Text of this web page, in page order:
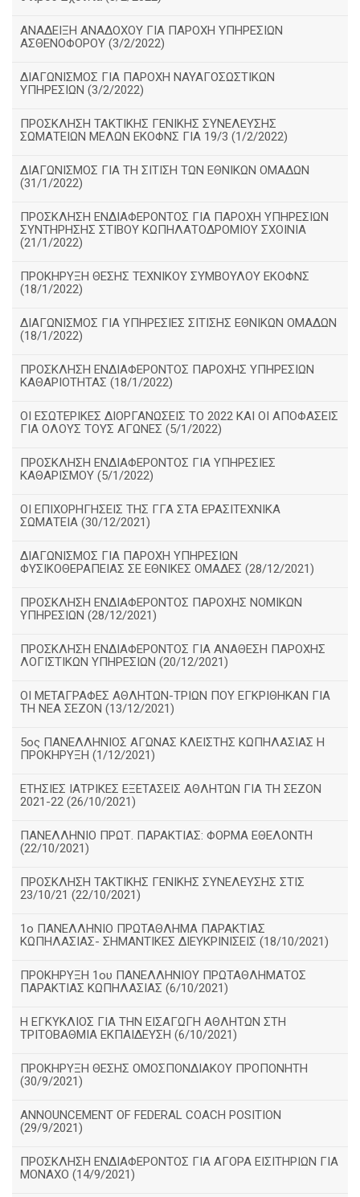
ΑΝΑΔΕΙΞΗ ΑΝΑΔΟΧΟΥ ΓΙΑ ΠΑΡΟΧΗ ΥΠΗΡΕΣΙΩΝ
ΑΣΘΕΝΟΦΟΡΟΥ (3/2/2022)
ΔΙΑΓΩΝΙΣΜΟΣ ΓΙΑ ΠΑΡΟΧΗ ΝΑΥΑΓΟΣΩΣΤΙΚΩΝ
ΥΠΗΡΕΣΙΩΝ (3/2/2022)
ΠΡΟΣΚΛΗΣΗ ΤΑΚΤΙΚΗΣ ΓΕΝΙΚΗΣ ΣΥΝΕΛΕΥΣΗΣ
ΣΩΜΑΤΕΙΩΝ ΜΕΛΩΝ ΕΚΟΦΝΣ ΓΙΑ 19/3 (1/2/2022)
ΔΙΑΓΩΝΙΣΜΟΣ ΓΙΑ ΤΗ ΣΙΤΙΣΗ ΤΩΝ ΕΘΝΙΚΩΝ ΟΜΑΔΩΝ
(31/1/2022)
ΠΡΟΣΚΛΗΣΗ ΕΝΔΙΑΦΕΡΟΝΤΟΣ ΓΙΑ ΠΑΡΟΧΗ ΥΠΗΡΕΣΙΩΝ
ΣΥΝΤΗΡΗΣΗΣ ΣΤΙΒΟΥ ΚΩΠΗΛΑΤΟΔΡΟΜΙΟΥ ΣΧΟΙΝΙΑ
(21/1/2022)
ΠΡΟΚΗΡΥΞΗ ΘΕΣΗΣ ΤΕΧΝΙΚΟΥ ΣΥΜΒΟΥΛΟΥ ΕΚΟΦΝΣ
(18/1/2022)
ΔΙΑΓΩΝΙΣΜΟΣ ΓΙΑ ΥΠΗΡΕΣΙΕΣ ΣΙΤΙΣΗΣ ΕΘΝΙΚΩΝ ΟΜΑΔΩΝ
(18/1/2022)
ΠΡΟΣΚΛΗΣΗ ΕΝΔΙΑΦΕΡΟΝΤΟΣ ΠΑΡΟΧΗΣ ΥΠΗΡΕΣΙΩΝ
ΚΑΘΑΡΙΟΤΗΤΑΣ (18/1/2022)
ΟΙ ΕΣΩΤΕΡΙΚΕΣ ΔΙΟΡΓΑΝΩΣΕΙΣ ΤΟ 2022 ΚΑΙ ΟΙ ΑΠΟΦΑΣΕΙΣ
ΓΙΑ ΟΛΟΥΣ ΤΟΥΣ ΑΓΩΝΕΣ (5/1/2022)
ΠΡΟΣΚΛΗΣΗ ΕΝΔΙΑΦΕΡΟΝΤΟΣ ΓΙΑ ΥΠΗΡΕΣΙΕΣ
ΚΑΘΑΡΙΣΜΟΥ (5/1/2022)
ΟΙ ΕΠΙΧΟΡΗΓΗΣΕΙΣ ΤΗΣ ΓΓΑ ΣΤΑ ΕΡΑΣΙΤΕΧΝΙΚΑ
ΣΩΜΑΤΕΙΑ (30/12/2021)
ΔΙΑΓΩΝΙΣΜΟΣ ΓΙΑ ΠΑΡΟΧΗ ΥΠΗΡΕΣΙΩΝ
ΦΥΣΙΚΟΘΕΡΑΠΕΙΑΣ ΣΕ ΕΘΝΙΚΕΣ ΟΜΑΔΕΣ (28/12/2021)
ΠΡΟΣΚΛΗΣΗ ΕΝΔΙΑΦΕΡΟΝΤΟΣ ΠΑΡΟΧΗΣ ΝΟΜΙΚΩΝ
ΥΠΗΡΕΣΙΩΝ (28/12/2021)
ΠΡΟΣΚΛΗΣΗ ΕΝΔΙΑΦΕΡΟΝΤΟΣ ΓΙΑ ΑΝΑΘΕΣΗ ΠΑΡΟΧΗΣ
ΛΟΓΙΣΤΙΚΩΝ ΥΠΗΡΕΣΙΩΝ (20/12/2021)
ΟΙ ΜΕΤΑΓΡΑΦΕΣ ΑΘΛΗΤΩΝ-ΤΡΙΩΝ ΠΟΥ ΕΓΚΡΙΘΗΚΑΝ ΓΙΑ
ΤΗ ΝΕΑ ΣΕΖΟΝ (13/12/2021)
5ος ΠΑΝΕΛΛΗΝΙΟΣ ΑΓΩΝΑΣ ΚΛΕΙΣΤΗΣ ΚΩΠΗΛΑΣΙΑΣ Η
ΠΡΟΚΗΡΥΞΗ (1/12/2021)
ΕΤΗΣΙΕΣ ΙΑΤΡΙΚΕΣ ΕΞΕΤΑΣΕΙΣ ΑΘΛΗΤΩΝ ΓΙΑ ΤΗ ΣΕΖΟΝ
2021-22 (26/10/2021)
ΠΑΝΕΛΛΗΝΙΟ ΠΡΩΤ. ΠΑΡΑΚΤΙΑΣ: ΦΟΡΜΑ ΕΘΕΛΟΝΤΗ
(22/10/2021)
ΠΡΟΣΚΛΗΣΗ ΤΑΚΤΙΚΗΣ ΓΕΝΙΚΗΣ ΣΥΝΕΛΕΥΣΗΣ ΣΤΙΣ
23/10/21 (22/10/2021)
1ο ΠΑΝΕΛΛΗΝΙΟ ΠΡΩΤΑΘΛΗΜΑ ΠΑΡΑΚΤΙΑΣ
ΚΩΠΗΛΑΣΙΑΣ- ΣΗΜΑΝΤΙΚΕΣ ΔΙΕΥΚΡΙΝΙΣΕΙΣ (18/10/2021)
ΠΡΟΚΗΡΥΞΗ 1ου ΠΑΝΕΛΛΗΝΙΟΥ ΠΡΩΤΑΘΛΗΜΑΤΟΣ
ΠΑΡΑΚΤΙΑΣ ΚΩΠΗΛΑΣΙΑΣ (6/10/2021)
Η ΕΓΚΥΚΛΙΟΣ ΓΙΑ ΤΗΝ ΕΙΣΑΓΩΓΗ ΑΘΛΗΤΩΝ ΣΤΗ
ΤΡΙΤΟΒΑΘΜΙΑ ΕΚΠΑΙΔΕΥΣΗ (6/10/2021)
ΠΡΟΚΗΡΥΞΗ ΘΕΣΗΣ ΟΜΟΣΠΟΝΔΙΑΚΟΥ ΠΡΟΠΟΝΗΤΗ
(30/9/2021)
ANNOUNCEMENT OF FEDERAL COACH POSITION
(29/9/2021)
ΠΡΟΣΚΛΗΣΗ ΕΝΔΙΑΦΕΡΟΝΤΟΣ ΓΙΑ ΑΓΟΡΑ ΕΙΣΙΤΗΡΙΩΝ ΓΙΑ
ΜΟΝΑΧΟ (14/9/2021)